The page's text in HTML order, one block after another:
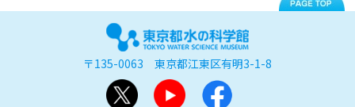
〒135-0063 東京都江東区有明3-1-8